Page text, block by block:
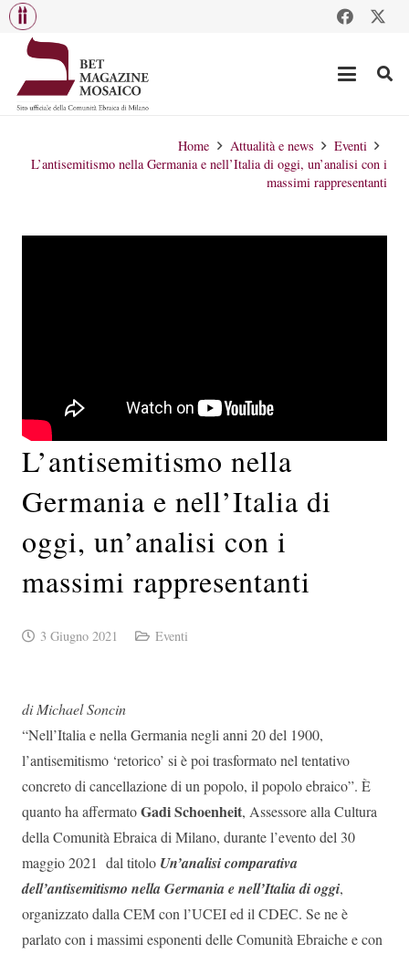
Home Attualità e news
Eventi
L’antisemitismo nella Germania e nell’Italia di oggi, un’analisi con i
massimi rappresentanti
L’antisemitismo nella
Germania e nell’Italia di
oggi, un’analisi con i
massimi rappresentanti
3 Giugno 2021 Eventi
di Michael Soncin
“Nell’Italia e nella Germania negli anni 20 del 1900,
l’antisemitismo ‘retorico’ si è poi trasformato nel tentativo
concreto di cancellazione di un popolo, il popolo ebraico”. È
quanto ha affermatoGadi Schoenheit, Assessore alla Cultura
della Comunità Ebraica di Milano, durante l’evento del 30
maggio 2021 dal titolo Un’analisi comparativa
dell’antisemitismo nella Germania e nell’Italia di oggi,
organizzato dalla CEM con l’UCEI ed il CDEC. Se ne è
parlato con i massimi esponenti delle Comunità Ebraiche e con